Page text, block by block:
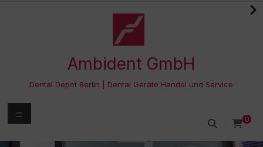
Ambident GmbH
Dental Depot Berlin | Dental Geräte Handel und Service
0
Menü